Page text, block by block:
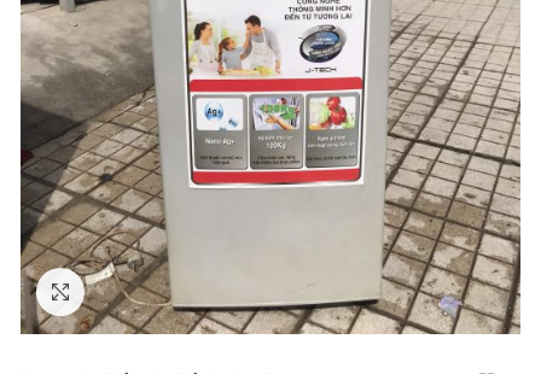
Click to enlarge